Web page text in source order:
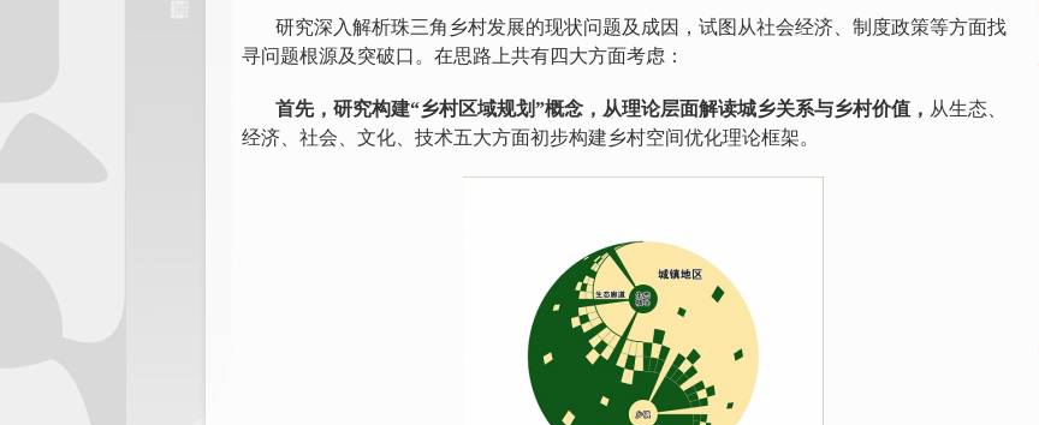
研究深入解析珠三角乡村发展的现状问题及成因，试图从社会经济、制度政策等方面找
寻问题根源及突破口。在思路上共有四大方面考虑：
首先，研究构建“乡村区域规划”概念，从理论层面解读城乡关系与乡村价值， 从生态、
经济、社会、文化、技术五大方面初步构建乡村空间优化理论框架。